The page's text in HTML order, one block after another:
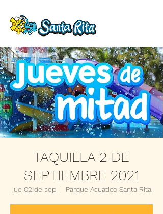
TAQUILLA 2 DE
SEPTIEMBRE 2021
jue 02 de sep
  |
Parque Acuatico Santa Rita